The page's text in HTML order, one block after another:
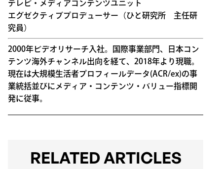
テレビ・メディアコンテンツユニット
エグゼクティブプロデューサー（ひと研究所 主任研
究員）
2000年ビデオリサーチ入社。国際事業部門、日本コン
テンツ海外チャンネル出向を経て、2018年より現職。
現在は大規模生活者プロフィールデータ(ACR/ex)の事
業統括並びにメディア・コンテンツ・バリュー指標開
発に従事。
RELATED ARTICLES